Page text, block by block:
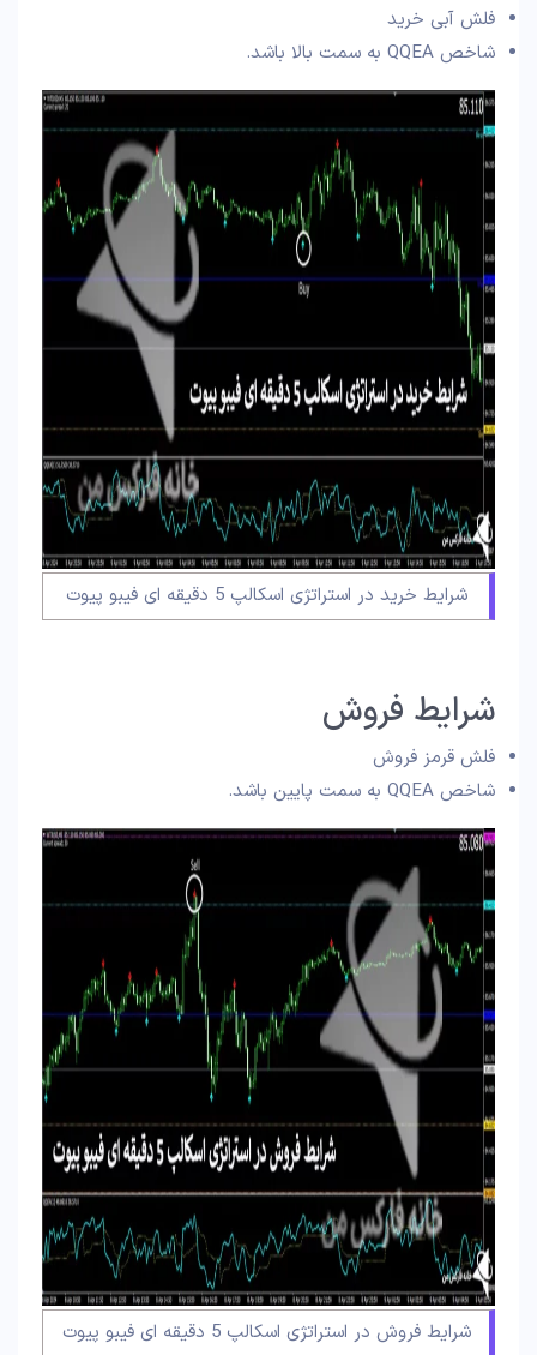
فلش آبی خرید
شاخص QQEA به سمت بالا باشد.
شرایط خرید در استراتژی اسکالپ 5 دقیقه ای فیبو پیوت
شرایط فروش
فلش قرمز فروش
شاخص QQEA به سمت پایین باشد.
شرایط فروش در استراتژی اسکالپ 5 دقیقه ای فیبو پیوت